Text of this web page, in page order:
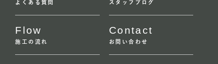
よくある質問
Flow
施工の流れ
スタッフブログ
Contact
お問い合わせ